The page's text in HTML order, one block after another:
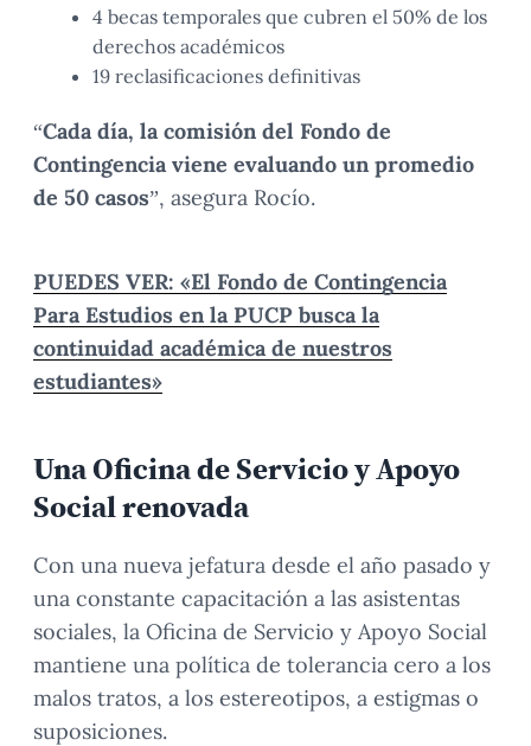
4 becas temporales que cubren el 50% de los
derechos académicos
19 reclasificaciones definitivas
“Cada día, la comisión del Fondo de
Contingencia viene evaluando un promedio
de 50 casos”, asegura Rocío.
PUEDES VER: «El Fondo de Contingencia
Para Estudios en la PUCP busca la
continuidad académica de nuestros
estudiantes»
Una Oficina de Servicio y Apoyo
Social renovada
Con una nueva jefatura desde el año pasado y
una constante capacitación a las asistentas
sociales, la Oficina de Servicio y Apoyo Social
mantiene una política de tolerancia cero a los
malos tratos, a los estereotipos, a estigmas o
suposiciones.